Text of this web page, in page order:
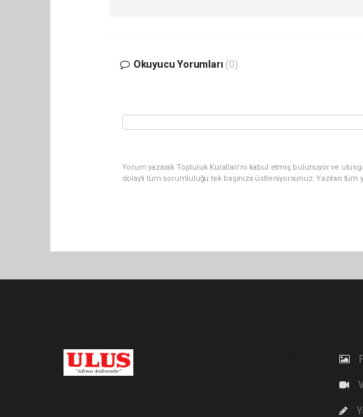
Okuyucu Yorumları (0)
Yorum yazarak Topluluk Kuralları’nı kabul etmiş bulunuyor ve
dolaylı tüm sorumluluğu tek başınıza üstleniyorsunuz. Yazılan